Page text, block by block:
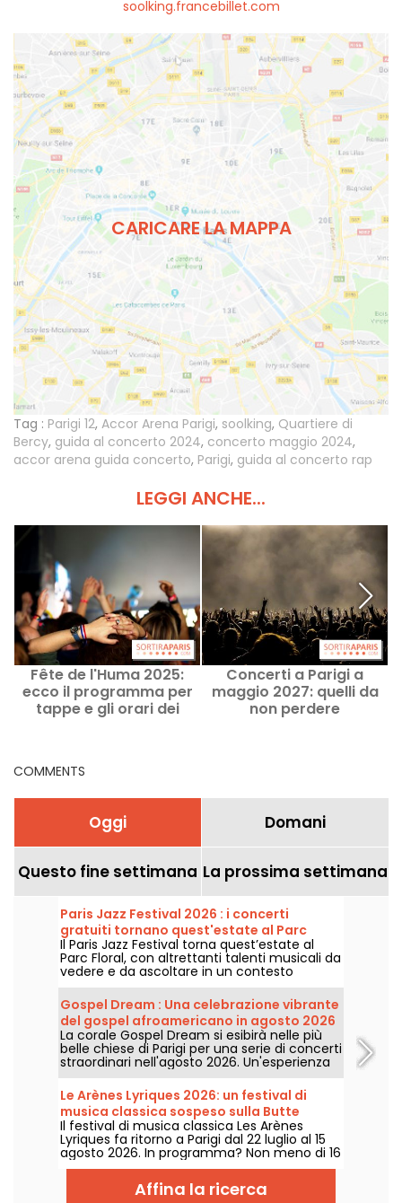
soolking.francebillet.com
CARICARE LA MAPPA
Tag : Parigi 12, Accor Arena Parigi, soolking, Quartiere di
Bercy, guida al concerto 2024, concerto maggio 2024,
accor arena guida concerto, Parigi, guida al concerto rap
LEGGI ANCHE...
Fête de l'Huma 2025:
ecco il programma per
tappe e gli orari dei
Concerti a Parigi a
maggio 2027: quelli da
non perdere
COMMENTS
Oggi Domani
Questo fine settimana La prossima settimana
Paris Jazz Festival 2026 : i concerti
gratuiti tornano quest'estate al Parc
Floral, ecco il programma
Il Paris Jazz Festival torna quest’estate al
Parc Floral, con altrettanti talenti musicali da
vedere e da ascoltare in un contesto
bucolico. Ecco il programma dei concerti
gratuiti da scoprire dal 24 giugno al 6
settembre 2026!
Gospel Dream : Una celebrazione vibrante
del gospel afroamericano in agosto 2026
a Parigi
La corale Gospel Dream si esibirà nelle più
belle chiese di Parigi per una serie di concerti
straordinari nell'agosto 2026. Un'esperienza
musicale unica che celebra la speranza,
l'unità e la resilienza attraverso i canti
autentici della Chiesa afroamericana.
Le Arènes Lyriques 2026: un festival di
musica classica sospeso sulla Butte
Montmartre
Il festival di musica classica Les Arènes
Lyriques fa ritorno a Parigi dal 22 luglio al 15
agosto 2026. In programma? Non meno di 16
concerti organizzati nelle Arènes di
Montmartre, una cornice idilliaca per
ascoltare i grandi classici.
Affina la ricerca